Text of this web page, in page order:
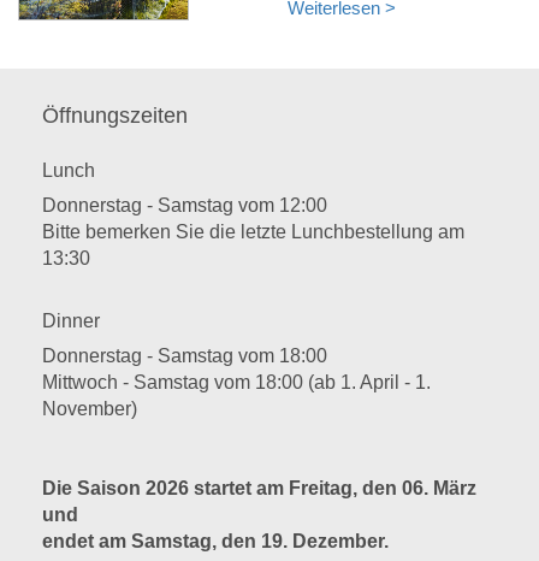
Weiterlesen >
Öffnungszeiten
Lunch
Donnerstag - Samstag vom 12:00
Bitte bemerken Sie die letzte Lunchbestellung am
13:30
Dinner
Donnerstag - Samstag vom 18:00
Mittwoch - Samstag vom 18:00 (ab 1. April - 1.
November)
Die Saison 2026 startet am Freitag, den 06. März
und
endet am Samstag, den 19. Dezember.